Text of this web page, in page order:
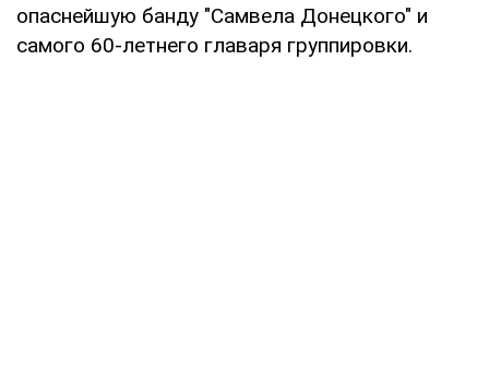
опаснейшую банду "Самвела Донецкого" и
самого 60-летнего главаря группировки.